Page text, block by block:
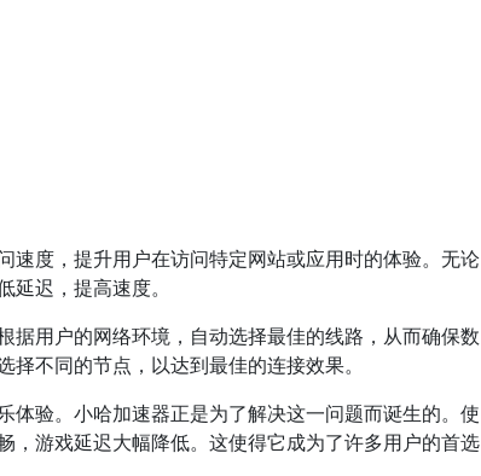
速度，提升用户在访问特定网站或应用时的体验。无论
迟，提高速度。
用户的网络环境，自动选择最佳的线路，从而确保数
不同的节点，以达到最佳的连接效果。
验。小哈加速器正是为了解决这一问题而诞生的。使
，游戏延迟大幅降低。这使得它成为了许多用户的首选